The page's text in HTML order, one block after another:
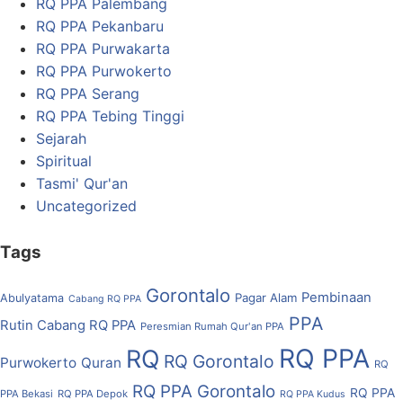
RQ PPA Pekanbaru
RQ PPA Purwakarta
RQ PPA Purwokerto
RQ PPA Serang
RQ PPA Tebing Tinggi
Sejarah
Spiritual
Tasmi' Qur'an
Uncategorized
Tags
Abulyatama Cabang RQ PPA Gorontalo Pagar Alam Pembinaan
Rutin Cabang RQ PPA Peresmian Rumah Qur'an PPA PPA
Purwokerto Quran RQ RQ Gorontalo RQ PPA RQ
PPA Bekasi RQ PPA Depok RQ PPA Gorontalo RQ PPA Kudus RQ PPA